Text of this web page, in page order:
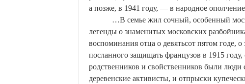
а позже, в 1941 году, — в народное
…В семье жил сочный, особенный
легенды о знаменитых московских
воспоминания отца о девятьсот пятом годе,
посланного защищать французов в 1915
родственников и свойственников были люди
деревенские активисты, и отпрыски